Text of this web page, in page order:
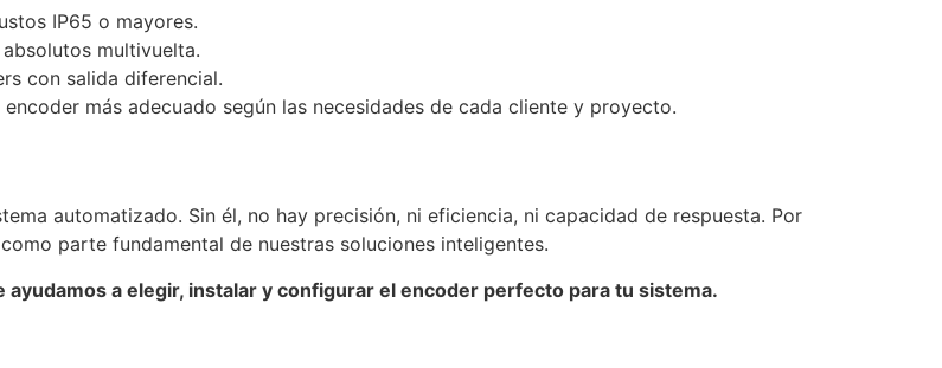
IP65 o mayores.
multivuelta.
con salida diferencial.
más adecuado según las necesidades de cada cliente y proyecto.
automatizado. Sin él, no hay precisión, ni eficiencia, ni capacidad de respuesta. Por
parte fundamental de nuestras soluciones inteligentes.
ayudamos a elegir, instalar y configurar el encoder perfecto para tu sistema.